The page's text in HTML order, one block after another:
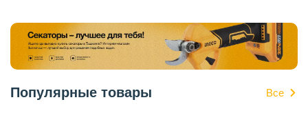
Популярные товары Все